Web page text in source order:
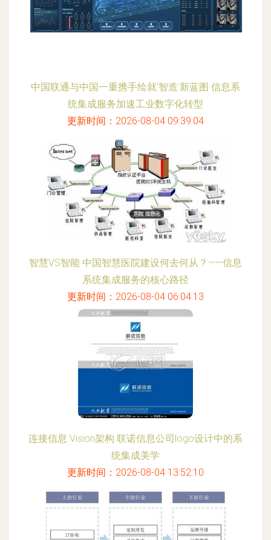
中国联通与中国一重携手绘就‘智造’新蓝图 信息系
统集成服务加速工业数字化转型
更新时间：2026-08-04 09:39:04
智慧VS智能 中国智慧医院建设何去何从？——信息
系统集成服务的核心路径
更新时间：2026-08-04 06:04:13
连接信息 Vision架构 联诺信息公司logo设计中的系
统集成美学
更新时间：2026-08-04 13:52:10